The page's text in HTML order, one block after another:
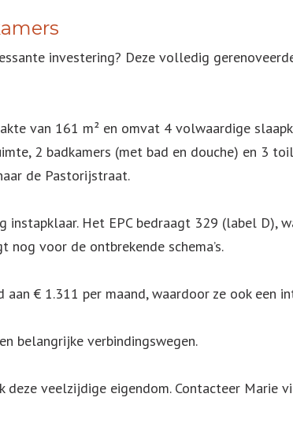
investering? Deze volledig
van 161 m² en omvat 4 volwaardige
2 badkamers (met bad en douche) en 3
de Pastorijstraat.
Het EPC bedraagt 329 (label D),
voor de ontbrekende schema’s.
€ 1.311 per maand, waardoor ze ook
belangrijke verbindingswegen.
deze veelzijdige eigendom. Contacteer